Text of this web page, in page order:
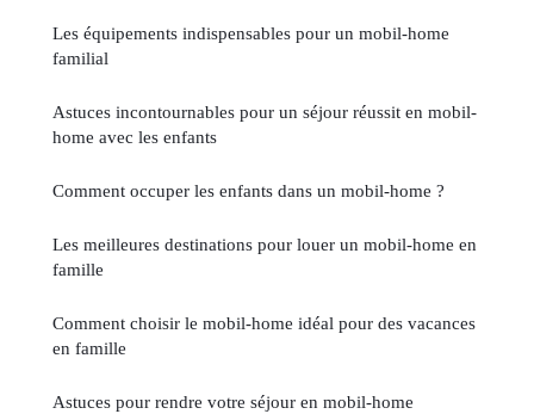
Les équipements indispensables pour un mobil-home
familial
Astuces incontournables pour un séjour réussit en mobil-
home avec les enfants
Comment occuper les enfants dans un mobil-home ?
Les meilleures destinations pour louer un mobil-home en
famille
Comment choisir le mobil-home idéal pour des vacances
en famille
Astuces pour rendre votre séjour en mobil-home